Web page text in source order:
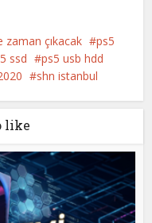
zaman çıkacak
ps5
ssd
ps5 usb hdd
shn istanbul
like